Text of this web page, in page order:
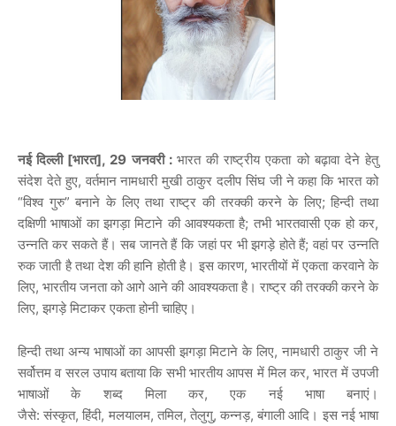
नई दिल्ली [भारत], 29 जनवरी : भारत की राष्ट्रीय एकता को बढ़ावा देने हेतु
संदेश देते हुए, वर्तमान नामधारी मुखी ठाकुर दलीप सिंघ जी ने कहा कि भारत को
“विश्व गुरु” बनाने के लिए तथा राष्ट्र की तरक्की करने के लिए; हिन्दी तथा
दक्षिणी भाषाओं का झगड़ा मिटाने की आवश्यकता है; तभी भारतवासी एक हो कर,
उन्नति कर सकते हैं। सब जानते हैं कि जहां पर भी झगड़े होते हैं; वहां पर उन्नति
रुक जाती है तथा देश की हानि होती है। इस कारण, भारतीयों में एकता करवाने के
लिए, भारतीय जनता को आगे आने की आवश्यकता है। राष्ट्र की तरक्की करने के
लिए, झगड़े मिटाकर एकता होनी चाहिए।
हिन्दी तथा अन्य भाषाओं का आपसी झगड़ा मिटाने के लिए, नामधारी ठाकुर जी ने
सर्वोत्तम व सरल उपाय बताया कि सभी भारतीय आपस में मिल कर, भारत में उपजी
भाषाओं के शब्द मिला कर, एक नई भाषा बनाएं।
जैसे: संस्कृत, हिंदी, मलयालम, तमिल, तेलुगु, कन्नड़, बंगाली आदि। इस नई भाषा